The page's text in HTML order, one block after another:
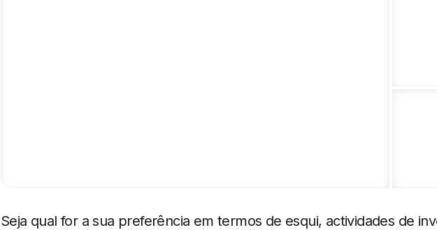
Seja qual for a sua preferência em termos de esqui, actividades de